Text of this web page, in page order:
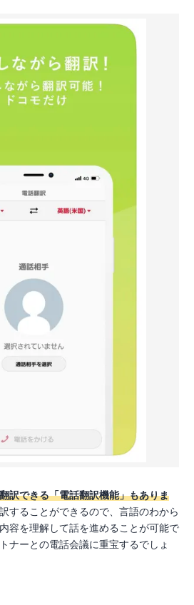
訳できる「電話翻訳機能」もありま
することができるので、言語のわから
容を理解して話を進めることが可能で
ナーとの電話会議に重宝するでしょ